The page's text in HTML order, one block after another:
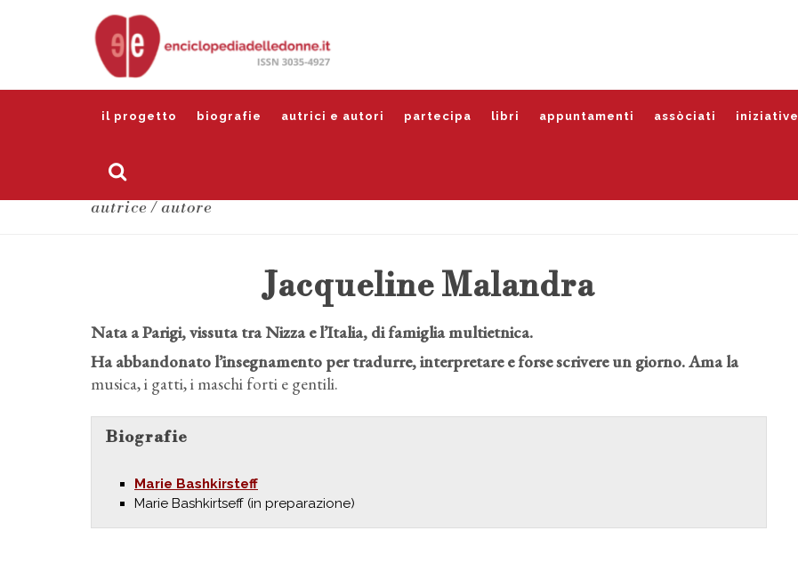
il progetto biografie autrici e autori partecipa libri appuntamenti assòciati iniziative
autrice / autore
Jacqueline Malandra
Nata a Parigi, vissuta tra Nizza e l’Italia, di famiglia multietnica.
Ha abbandonato l’insegnamento per tradurre, interpretare e forse scrivere un giorno. Ama la
musica, i gatti, i maschi forti e gentili.
Biografie
Marie Bashkirsteff
Marie Bashkirtseff (in preparazione)